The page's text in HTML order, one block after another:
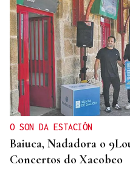
PROGRAMA CAMINO DE
Jóvenes de Estados
Camino de Santiago
internacional
O SON DA ESTACIÓN
Baiuca, Nadadora o
Concertos do Xacobeo